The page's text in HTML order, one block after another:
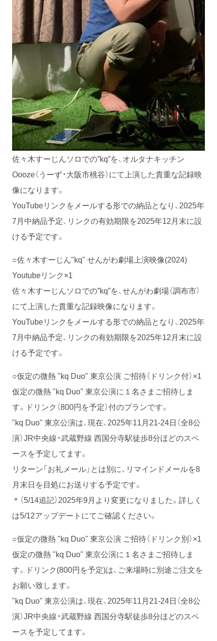
佐々木すーじんソロでの”kq”を、オルタナキッチン
Oooze（うーず・大阪市桃谷）にて上演した貴重な記録映
像になります。
YouTubeリンクをメールする形での納品となり、2025年
7月中納品予定、リンクの有効期限を2025年12月末に設
ける予定です。
○佐々木すーじん"kq" せんがわ劇場上演映像(2024)
Youtubeリンク×1
佐々木すーじんソロでの”kq”を、せんがわ劇場（調布市）
にて上演した貴重な記録映像になります。
YouTubeリンクをメールする形での納品となり、2025年
7月中納品予定、リンクの有効期限を2025年12月末に設
ける予定です。
○仮定の微熱 "kq Duo" 東京公演 ご招待（ドリンク付）×1
仮定の微熱 "kq Duo" 東京公演に１名さまご招待しま
す。ドリンク（800円を予定）付のプランです。
"kq Duo" 東京公演は、現在、2025年11月21-24日（全8公
演）JR中央線・武蔵野線 西国分寺駅徒歩8分ほどのスペ
ースを予定してます。
リターン「お礼メール」とは別に、リマインドメールを8
月末日を目処にお送りする予定です。
＊（5/14追記）2025年9月より変更になりました。詳しく
は5/12アップデートにてご確認ください。
○仮定の微熱 "kq Duo" 東京公演 ご招待（ドリンク別）×1
仮定の微熱 "kq Duo" 東京公演に１名さまご招待しま
す。ドリンク(800円を予定)は、ご来場時に別途ご注文を
お願い致します。
"kq Duo" 東京公演は、現在、2025年11月21-24日（全8公
演）JR中央線・武蔵野線 西国分寺駅徒歩8分ほどのスペ
ースを予定してます。